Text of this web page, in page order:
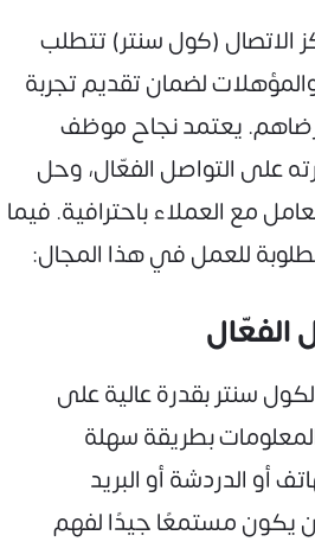
الاتصال (كول سنتر) تتطلب
لضمان تقديم تجربة
رضاهم. يعتمد نجاح موظف
على التواصل الفعّال، وحل
مع العملاء باحترافية. فيما
للعمل في هذا المجال:
سنتر بقدرة عالية على
بطريقة سهلة
أو الدردشة أو البريد
يكون مستمعًا جيدًا لفهم